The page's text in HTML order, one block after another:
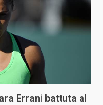
Errani battuta al